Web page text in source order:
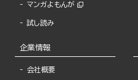
マンガよもんが
試し読み
企業情報
会社概要